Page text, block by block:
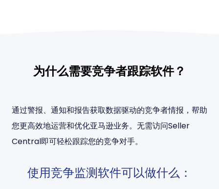
为什么需要竞争者跟踪软件？
通过警报、通知和报告获取数据驱动的竞争者情报，帮助
您更高效地运营和优化亚马逊业务。无需访问Seller
Central即可轻松跟踪您的竞争对手。
使用竞争监测软件可以做什么：